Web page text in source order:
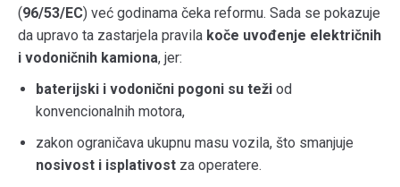
(96/53/EC) već godinama čeka reformu. Sada se pokazuje
da upravo ta zastarjela pravila koče uvođenje električnih
i vodoničnih kamiona, jer:
baterijski i vodonični pogoni su teži od
konvencionalnih motora,
zakon ograničava ukupnu masu vozila, što smanjuje
nosivost i isplativost za operatere.